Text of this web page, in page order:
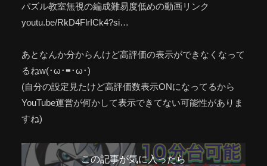
パズル教室無視の編成難易度低めの動画リンク
youtu.be/RkD4FlrICk4?si…
あとなんか分からんけど高評価の表示ができなくなって
るねw(･ω･≡･ω･)
(自分の設定見たけど高評価数表示ONになってるから
YouTube運営が何かして表示できてない可能性がありま
すね)
この記事が気に入ったら